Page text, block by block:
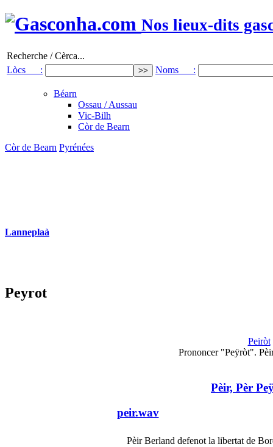
Nos lieux-dits
Recherche / Cèrca...
Lòcs :
Noms :
Béarn
Ossau / Aussau
Vic-Bilh
Còr de Bearn
Còr de Bearn Pyrénées
Lanneplaà
Peyrot
Peiròt
Prononcer "Peÿròt".
Pèir, Pèr
peir.wav
Pèir Berland defenot la libertat de